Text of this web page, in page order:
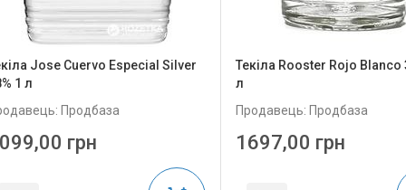
Jose Cuervo Especial Silver
1 л
Продбаза
грн
Текіла Rooster Rojo Blanco
л
Продавець: Продбаза
1697,00 грн